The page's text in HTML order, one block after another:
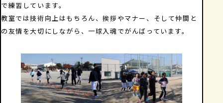
で練習しています。
教室では技術向上はもちろん、挨拶やマナー、そして仲間と
の友情を大切にしながら、一球入魂でがんばっています。